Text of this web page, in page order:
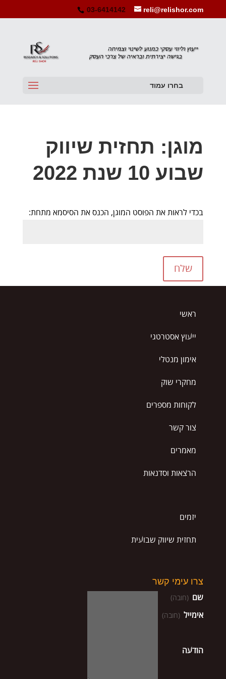
03-6414142 reli@relishor.com
בחרו עמוד
מוגן: תחזית שיווק
שבוע 10 שנת 2022
בכדי לראות את הפוסט המוגן, הכנס את הסיסמא מתחת:
שלח
ראשי
ייעוץ אסטרטגי
אימון מנטלי
מחקרי שוק
לקוחות מספרים
צור קשר
מאמרים
הרצאות וסדנאות
יזמים
תחזית שיווק שבועית
צרו עימי קשר
שם (חובה)
אימייל (חובה)
הודעה